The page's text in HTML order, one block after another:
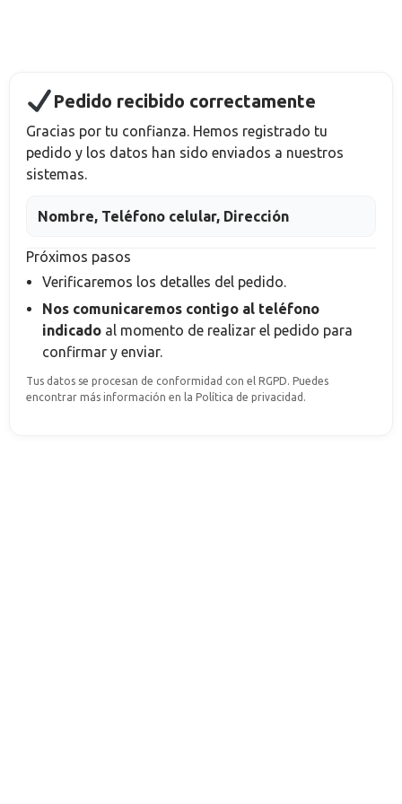
Pedido recibido correctamente
Gracias por tu confianza. Hemos registrado tu
pedido y los datos han sido enviados a nuestros
sistemas.
Nombre, Teléfono celular, Dirección
Próximos pasos
Verificaremos los detalles del pedido.
Nos comunicaremos contigo al teléfono
indicado al momento de realizar el pedido para
confirmar y enviar.
Tus datos se procesan de conformidad con el RGPD. Puedes
encontrar más información en la Política de privacidad.